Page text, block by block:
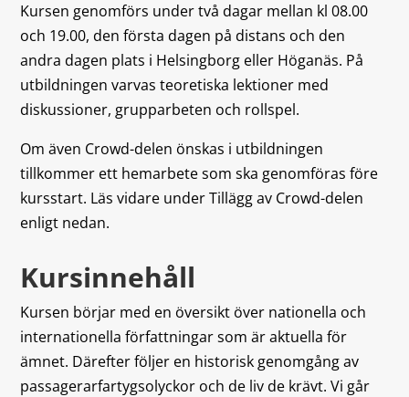
Kursen genomförs under två dagar mellan kl 08.00
och 19.00, den första dagen på distans och den
andra dagen plats i Helsingborg eller Höganäs. På
utbildningen varvas teoretiska lektioner med
diskussioner, grupparbeten och rollspel.
Om även Crowd-delen önskas i utbildningen
tillkommer ett hemarbete som ska genomföras före
kursstart. Läs vidare under Tillägg av Crowd-delen
enligt nedan.
Kursinnehåll
Kursen börjar med en översikt över nationella och
internationella författningar som är aktuella för
ämnet. Därefter följer en historisk genomgång av
passagerarfartygsolyckor och de liv de krävt. Vi går